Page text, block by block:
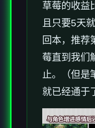
草莓的收益
且只要5天
回本，推荐
莓直到我们
止。（但是
就已经通于